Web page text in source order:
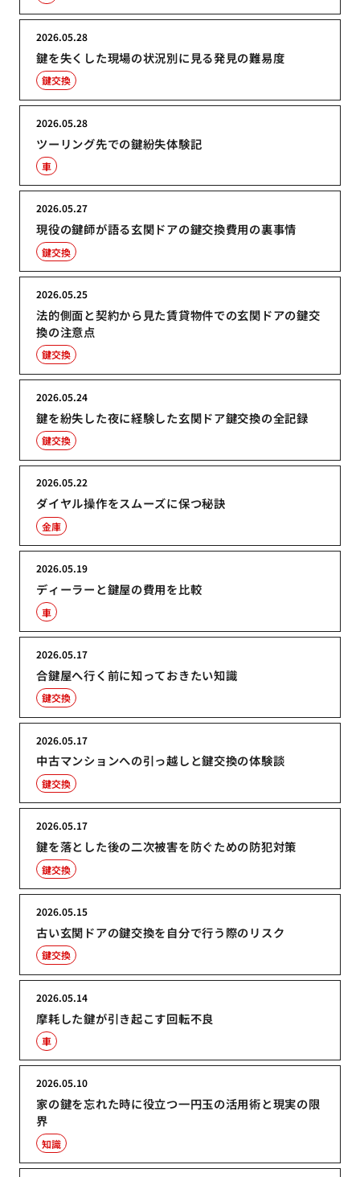
鍵を失くした現場の状況別に見る発見の難易度
2026.05.28
鍵交換
ツーリング先での鍵紛失体験記
2026.05.28
車
現役の鍵師が語る玄関ドアの鍵交換費用の裏事情
2026.05.27
鍵交換
法的側面と契約から見た賃貸物件での玄関ドアの鍵交
換の注意点
2026.05.25
鍵交換
鍵を紛失した夜に経験した玄関ドア鍵交換の全記録
2026.05.24
鍵交換
ダイヤル操作をスムーズに保つ秘訣
2026.05.22
金庫
ディーラーと鍵屋の費用を比較
2026.05.19
車
合鍵屋へ行く前に知っておきたい知識
2026.05.17
鍵交換
中古マンションへの引っ越しと鍵交換の体験談
2026.05.17
鍵交換
鍵を落とした後の二次被害を防ぐための防犯対策
2026.05.17
鍵交換
古い玄関ドアの鍵交換を自分で行う際のリスク
2026.05.15
鍵交換
摩耗した鍵が引き起こす回転不良
2026.05.14
車
家の鍵を忘れた時に役立つ一円玉の活用術と現実の限
界
2026.05.10
知識